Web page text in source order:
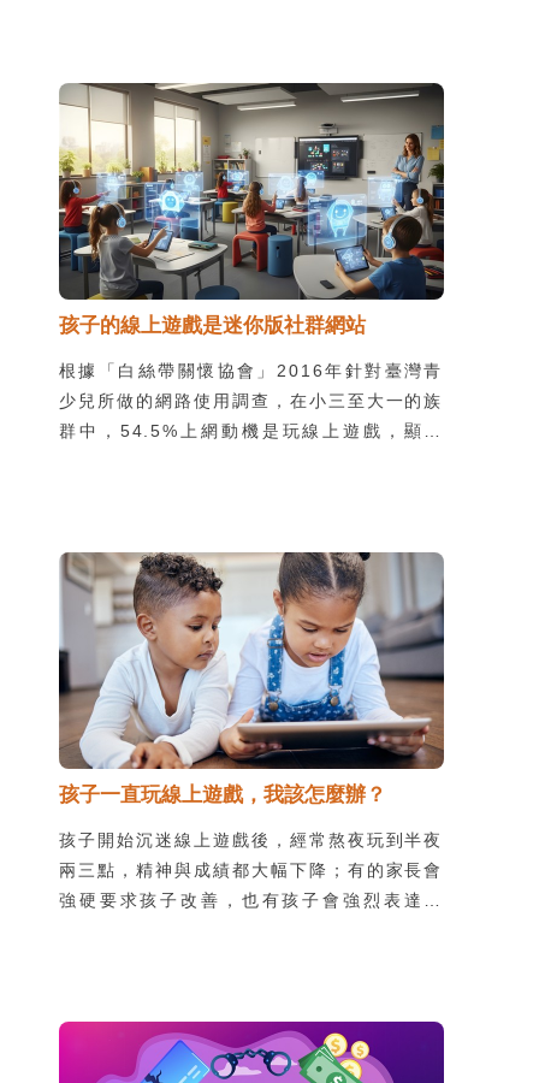
家的零用錢用途與流向，如果到便利商店購買
遊戲點數，或直接在網路購買虛擬金幣時，家
長需要瞭解這樣的警訊可能代表孩子花太多時
間在玩線上遊戲，也應注意購買的虛擬金幣是
否來自於官方或正式管道，以免落入詐騙集團
的陷阱中。
孩子的線上遊戲是迷你版社群網站
根據「白絲帶關懷協會」2016年針對臺灣青
少兒所做的網路使用調查，在小三至大一的族
群中，54.5%上網動機是玩線上遊戲，顯見
最夯的則是以智慧型手機為載具的社群類遊戲
Apps。
孩子一直玩線上遊戲，我該怎麼辦？
孩子開始沉迷線上遊戲後，經常熬夜玩到半夜
兩三點，精神與成績都大幅下降；有的家長會
強硬要求孩子改善，也有孩子會強烈表達拒